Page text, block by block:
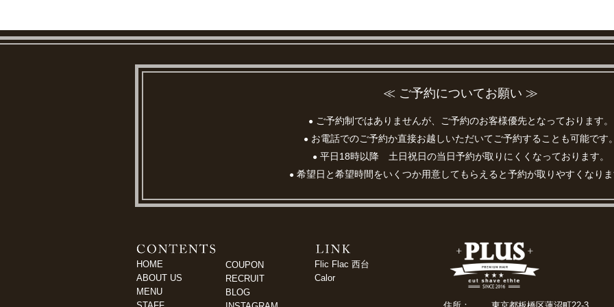
≪ ご予約についてお願い ≫
●ご予約制ではありませんが、ご予約のお客様優先となっております。
●お電話でのご予約か直接お越しいただいてご予約することも可能です
●平日18時以降 土日祝日の当日予約が取りにくくなっております。
●希望日と希望時間をいくつか用意してもらえると予約が取りやすくなり
HOME
ABOUT US
MENU
COUPON
RECRUIT
BLOG
Flic Flac 西台
Calor